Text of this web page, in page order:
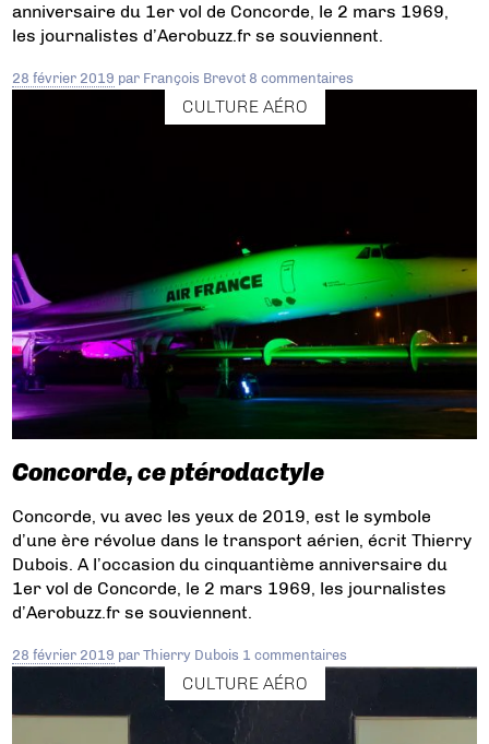
anniversaire du 1er vol de Concorde, le 2 mars 1969,
les journalistes d’Aerobuzz.fr se souviennent.
28 février 2019 par François Brevot 8 commentaires
CULTURE AÉRO
Concorde, ce ptérodactyle
Concorde, vu avec les yeux de 2019, est le symbole
d’une ère révolue dans le transport aérien, écrit Thierry
Dubois. A l’occasion du cinquantième anniversaire du
1er vol de Concorde, le 2 mars 1969, les journalistes
d’Aerobuzz.fr se souviennent.
28 février 2019 parThierry Dubois 1 commentaires
CULTURE AÉRO